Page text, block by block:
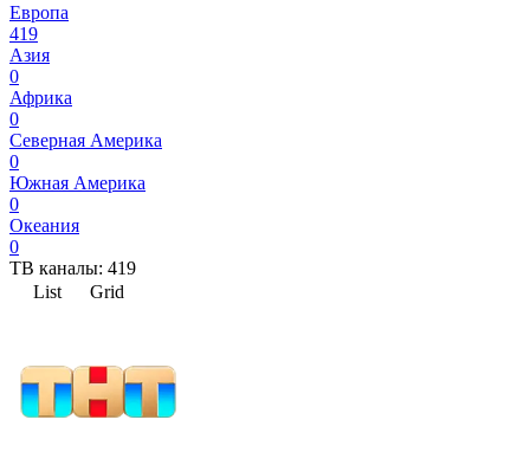
Европа
419
Азия
0
Африка
0
Северная Америка
0
Южная Америка
0
Океания
0
ТВ каналы: 419
List
Grid